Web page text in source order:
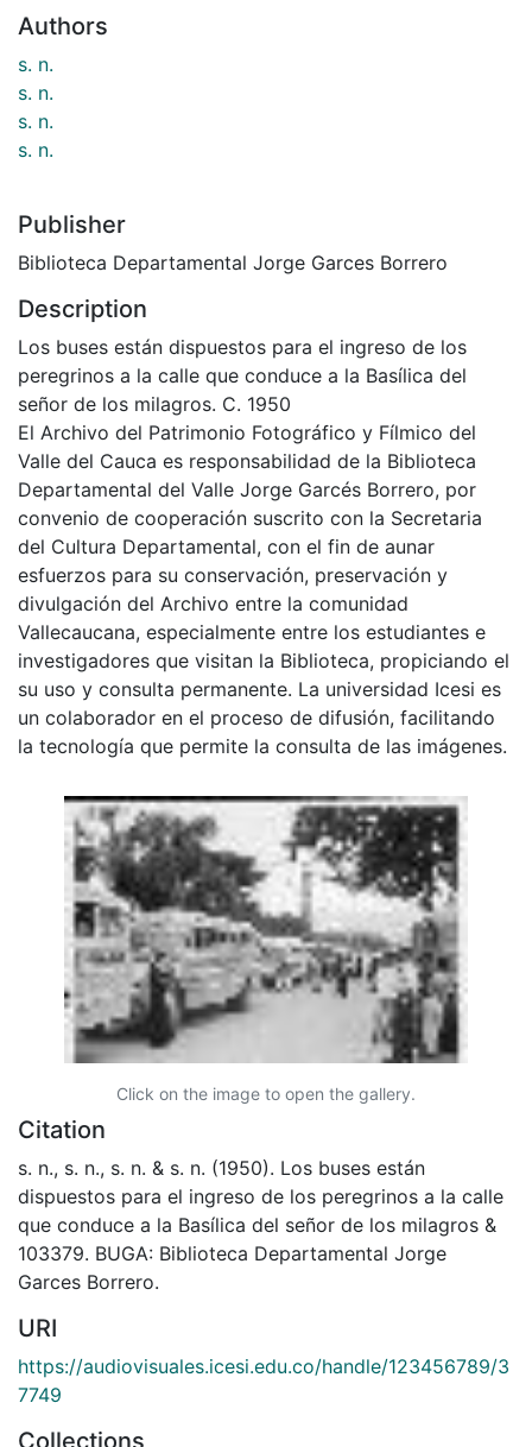
Authors
s. n.
s. n.
s. n.
s. n.
Publisher
Biblioteca Departamental Jorge Garces Borrero
Description
Los buses están dispuestos para el ingreso de los
peregrinos a la calle que conduce a la Basílica del
señor de los milagros. C. 1950
El Archivo del Patrimonio Fotográfico y Fílmico del
Valle del Cauca es responsabilidad de la Biblioteca
Departamental del Valle Jorge Garcés Borrero, por
convenio de cooperación suscrito con la Secretaria
del Cultura Departamental, con el fin de aunar
esfuerzos para su conservación, preservación y
divulgación del Archivo entre la comunidad
Vallecaucana, especialmente entre los estudiantes e
investigadores que visitan la Biblioteca, propiciando el
su uso y consulta permanente. La universidad Icesi es
un colaborador en el proceso de difusión, facilitando
la tecnología que permite la consulta de las imágenes.
Click on the image to open the gallery.
Citation
s. n., s. n., s. n. & s. n. (1950). Los buses están
dispuestos para el ingreso de los peregrinos a la calle
que conduce a la Basílica del señor de los milagros &
103379. BUGA: Biblioteca Departamental Jorge
Garces Borrero.
URI
https://audiovisuales.icesi.edu.co/handle/123456789/3
7749
Collections